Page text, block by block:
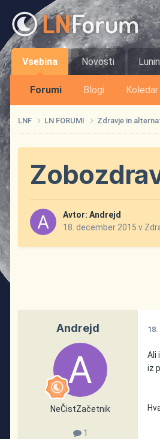
Vsebina
Forumi Blogi Koledar
Novosti
LNF LN FORUMI Zdravje in
Avtor:Andrejd
18. december 2015 v
Andrejd
NeČistZačetnik
1
Ali
iz